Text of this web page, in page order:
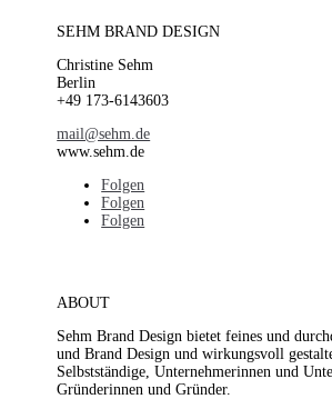
SEHM BRAND DESIGN
Christine Sehm
Berlin
+49 173-6143603
mail@sehm.de
www.sehm.de
Folgen
Folgen
Folgen
ABOUT
Sehm Brand Design bietet feines und
und Brand Design und wirkungsvoll
Selbstständige, Unternehmerinnen und
Gründerinnen und Gründer.